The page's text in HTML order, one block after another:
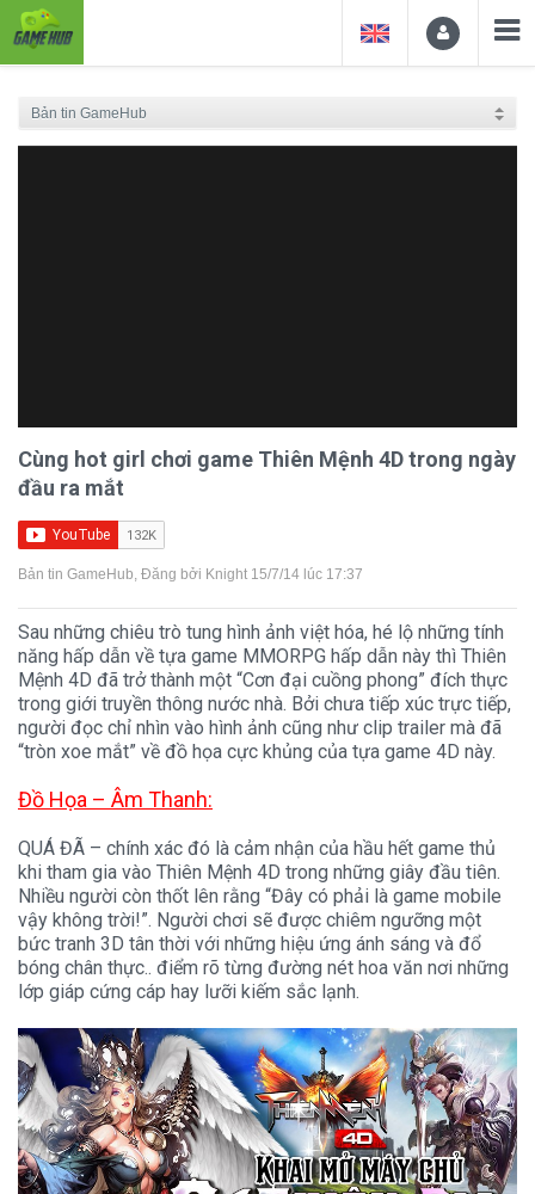
Cùng hot girl chơi game Thiên Mệnh 4D trong ngày
đầu ra mắt
Bản tin GameHub, Đăng bởi Knight 15/7/14 lúc 17:37
Sau những chiêu trò tung hình ảnh việt hóa, hé lộ những tính
năng hấp dẫn về tựa game MMORPG hấp dẫn này thì Thiên
Mệnh 4D đã trở thành một “Cơn đại cuồng phong” đích thực
trong giới truyền thông nước nhà. Bởi chưa tiếp xúc trực tiếp,
người đọc chỉ nhìn vào hình ảnh cũng như clip trailer mà đã
“tròn xoe mắt” về đồ họa cực khủng của tựa game 4D này.
Đồ Họa – Âm Thanh:
QUÁ ĐÃ – chính xác đó là cảm nhận của hầu hết game thủ
khi tham gia vào Thiên Mệnh 4D trong những giây đầu tiên.
Nhiều người còn thốt lên rằng “Đây có phải là game mobile
vậy không trời!”. Người chơi sẽ được chiêm ngưỡng một
bức tranh 3D tân thời với những hiệu ứng ánh sáng và đổ
bóng chân thực.. điểm rõ từng đường nét hoa văn nơi những
lớp giáp cứng cáp hay lưỡi kiếm sắc lạnh.